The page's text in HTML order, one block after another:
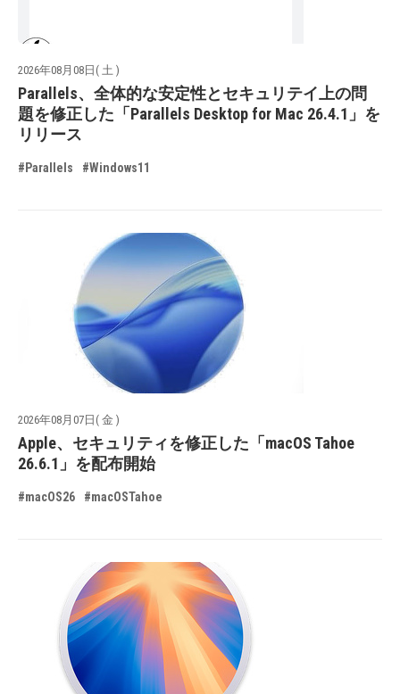
2026年08月08日( 土 )
Parallels、全体的な安定性とセキュリテイ上の問
題を修正した「Parallels Desktop for Mac 26.4.1」を
リリース
#Parallels #Windows11
2026年08月07日( 金 )
Apple、セキュリティを修正した「macOS Tahoe
26.6.1」を配布開始
#macOS26 #macOSTahoe